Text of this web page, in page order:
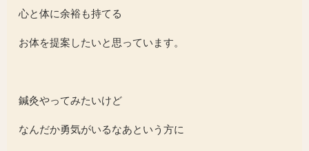
心と体に余裕も持てる
お体を提案したいと思っています。
鍼灸やってみたいけど
なんだか勇気がいるなあという方に